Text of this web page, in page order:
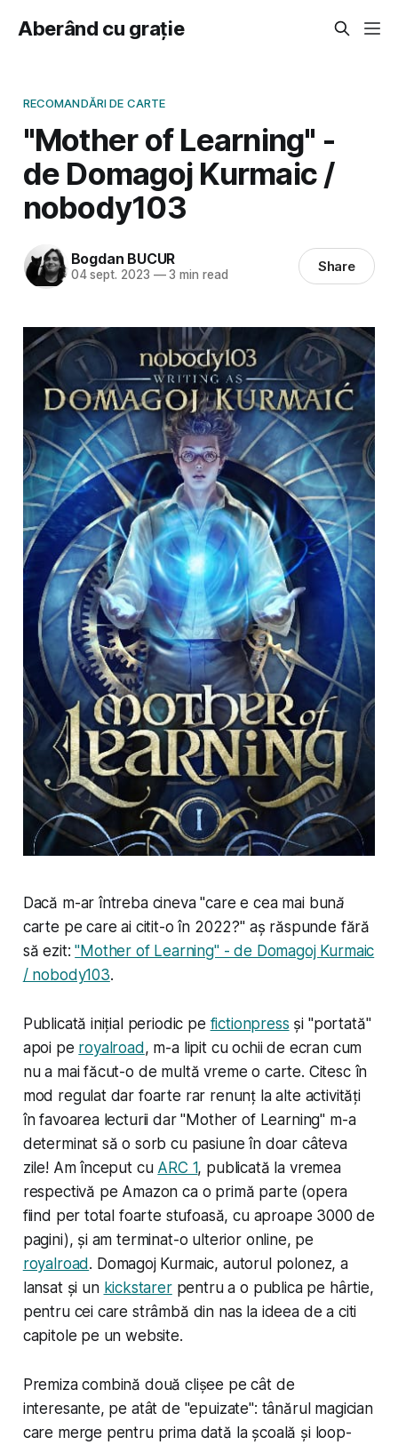
Aberând cu grație
RECOMANDĂRI DE CARTE
"Mother of Learning" -
de Domagoj Kurmaic /
nobody103
Bogdan BUCUR
04 sept. 2023 —3 min read Share
Dacă m-ar întreba cineva "care e cea mai bună
carte pe care ai citit-o în 2022?" aș răspunde fără
să ezit:"Mother of Learning" - de Domagoj Kurmaic
/ nobody103.
Publicată inițial periodic pe fictionpress și "portată"
apoi pe royalroad, m-a lipit cu ochii de ecran cum
nu a mai făcut-o de multă vreme o carte. Citesc în
mod regulat dar foarte rar renunț la alte activități
în favoarea lecturii dar "Mother of Learning" m-a
determinat să o sorb cu pasiune în doar câteva
zile! Am început cu ARC 1, publicată la vremea
respectivă pe Amazon ca o primă parte (opera
fiind per total foarte stufoasă, cu aproape 3000 de
pagini), și am terminat-o ulterior online, pe
royalroad. Domagoj Kurmaic, autorul polonez, a
lansat și un kickstarerpentru a o publica pe hârtie,
pentru cei care strâmbă din nas la ideea de a citi
capitole pe un website.
Premiza combină două clișee pe cât de
interesante, pe atât de "epuizate": tânărul magician
care merge pentru prima dată la școală și loop-